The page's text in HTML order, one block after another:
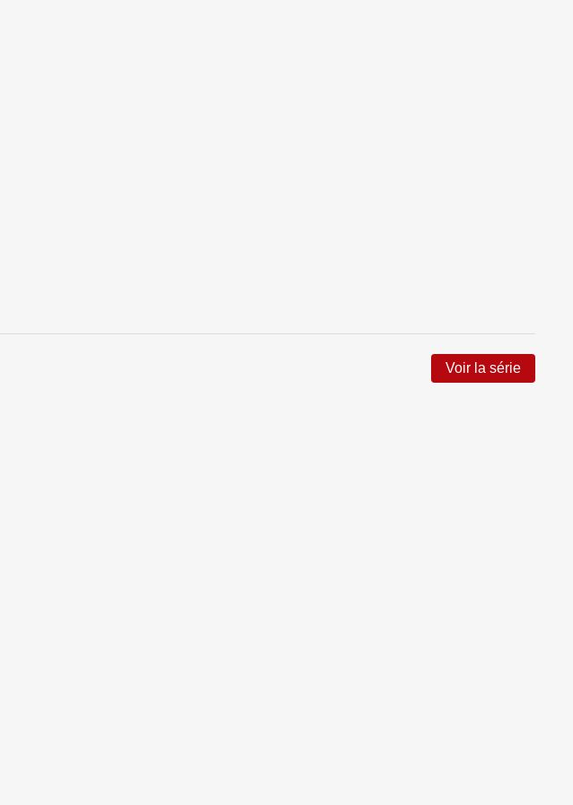
Voir la série